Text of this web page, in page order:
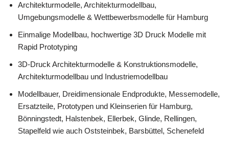
Architekturmodelle, Architekturmodellbau,
Umgebungsmodelle & Wettbewerbsmodelle für Hamburg
Einmalige Modellbau, hochwertige 3D Druck Modelle mit
Rapid Prototyping
3D-Druck Architekturmodelle & Konstruktionsmodelle,
Architekturmodellbau und Industriemodellbau
Modellbauer, Dreidimensionale Endprodukte, Messemodelle,
Ersatzteile, Prototypen und Kleinserien für Hamburg,
Bönningstedt, Halstenbek, Ellerbek, Glinde, Rellingen,
Stapelfeld wie auch Oststeinbek, Barsbüttel, Schenefeld